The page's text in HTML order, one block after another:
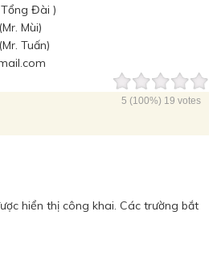
Đài )
Mùi)
Tuấn)
5 (100%) 19 votes
hiển thị công khai. Các trường bắt